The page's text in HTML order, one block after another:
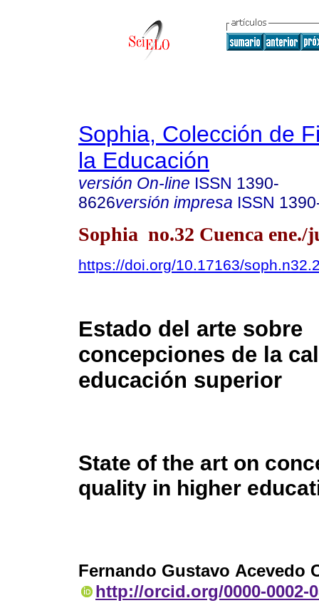
Sophia, Colección de
la Educación
versión On-line ISSN 1390-
8626versión impresa ISSN
Sophia no.32 Cuenca ene./
https://doi.org/10.17163/
Estado del arte sobre
concepciones de la
educación superior
State of the art on
quality in higher
Fernando Gustavo Acevedo
http://orcid.org/0000-0002-